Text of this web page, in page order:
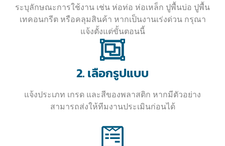
ระบุลักษณะการใช้งาน เช่น ห่อท่อ ห่อเหล็ก ปูพื้นบ่อ ปูพื้น
เทคอนกรีต หรือคลุมสินค้า หากเป็นงานเร่งด่วน กรุณา
แจ้งตั้งแต่ขั้นตอนนี้
2. เลือกรูปแบบ
แจ้งประเภท เกรด และสีของพลาสติก หากมีตัวอย่าง
สามารถส่งให้ทีมงานประเมินก่อนได้